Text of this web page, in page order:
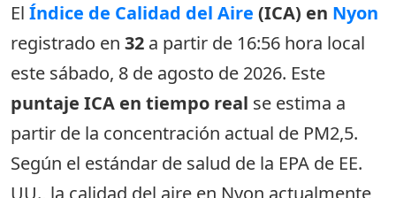
El Índice de Calidad del Aire (ICA) en Nyon
registrado en 32 a partir de 16:56 hora local
este sábado, 8 de agosto de 2026. Este
puntaje ICA en tiempo real se estima a
partir de la concentración actual de PM2,5.
Según el estándar de salud de la EPA de EE.
UU., la calidad del aire en Nyon actualmente